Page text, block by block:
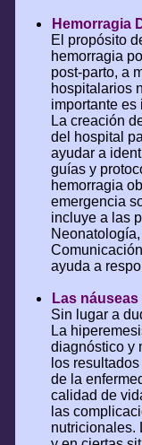
Hemorragia
El propósito
hemorragia
post-parto, a
hospitalarios
importante es
La creación
del hospital
ayudar a
guías y
hemorragia
emergencia
incluye a las
ayuda a
Las
Sin lugar a
La
diagnóstico y
los
de la
calidad de
las
nutricionales.